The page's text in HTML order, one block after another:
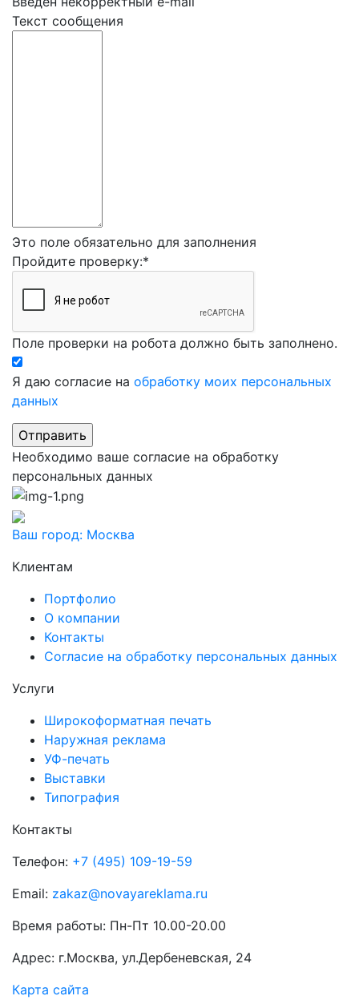
Текст сообщения
Это поле обязательно для заполнения
Пройдите проверку:*
Поле проверки на робота должно быть заполнено.
Я даю согласие на обработку моих персональных
данных
Необходимо ваше согласие на обработку
персональных данных
Ваш город: Москва
Клиентам
Портфолио
О компании
Контакты
Согласие на обработку персональных данных
Услуги
Широкоформатная печать
Наружная реклама
УФ-печать
Выставки
Типография
Контакты
Телефон: +7 (495) 109-19-59
Email: zakaz@novayareklama.ru
Время работы: Пн-Пт 10.00-20.00
Адрес: г.Москва, ул.Дербеневская, 24
Карта сайта